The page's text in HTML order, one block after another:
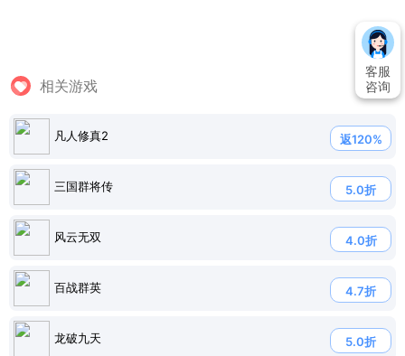
相关游戏
凡人修真2 返120%
三国群将传 5.0折
风云无双 4.0折
百战群英 4.7折
龙破九天 5.0折
客服
咨询